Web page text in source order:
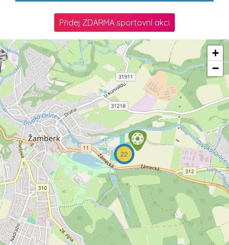
Přidej ZDARMA sportovní akci
22
+
−